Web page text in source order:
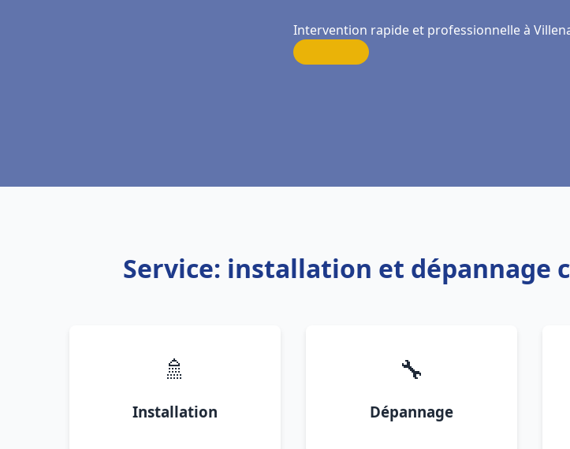
Intervention rapide et professionnelle à
Service: installation et dépannage
🚿
Installation
🔧
Dépannage